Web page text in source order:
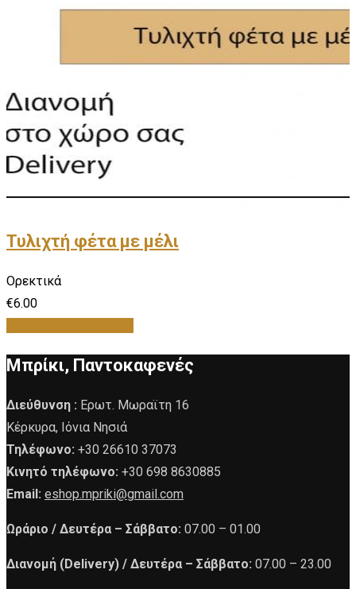
Τυλιχτή φέτα με μέλι
Ορεκτικά
€6.00
Μπρίκι, Παντοκαφενές
Διεύθυνση : Ερωτ. Μωραϊτη 16
Κέρκυρα, Ιόνια Νησιά
Τηλέφωνο: +30 26610 37073
Κινητό τηλέφωνο: +30 698 8630885
Email: eshop.mpriki@gmail.com
Ωράριο / Δευτέρα – Σάββατο: 07.00 – 01.00
Διανομή (Delivery) / Δευτέρα – Σάββατο: 07.00 – 23.00